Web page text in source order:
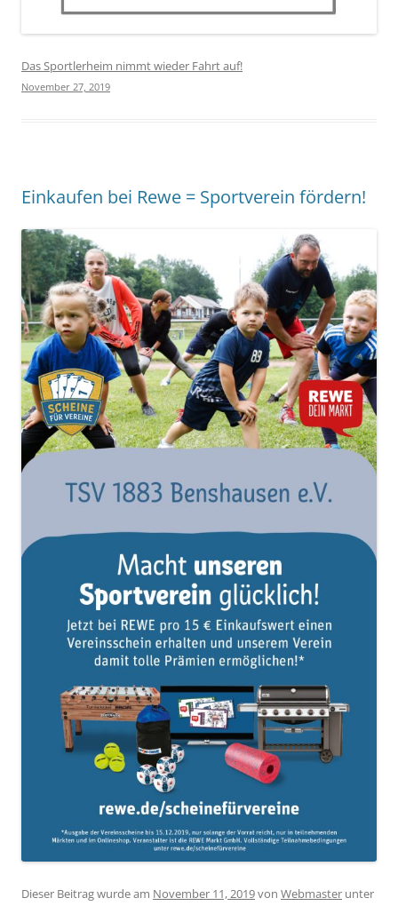
Das Sportlerheim nimmt wieder Fahrt auf!
November 27, 2019
Einkaufen bei Rewe = Sportverein fördern!
Dieser Beitrag wurde am November 11, 2019von Webmaster unter